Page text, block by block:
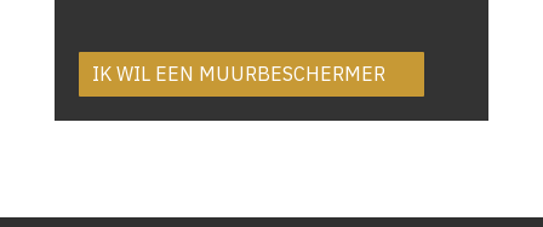
IK WIL EEN MUURBESCHERMER